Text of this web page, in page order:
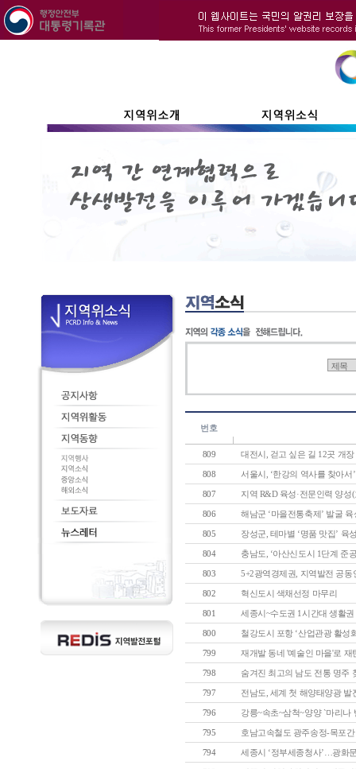
번호
809 대전시, 걷고 싶은 길 12곳 개장
808 서울시, ‘한강의 역사를 찾아서
807 지역 R&D 육성·전문인력 양성
806 해남군 ‘마을전통축제’ 발굴 육
805 장성군, 테마별 ‘명품 맛집’ 육
804 충남도, ‘아산신도시 1단계 준
803 5+2광역경제권, 지역발전 공동
802 혁신도시 색채선정 마무리
801 세종시~수도권 1시간대 생활권
800 철강도시 포항 ‘산업관광 활성
799 재개발 동네 '예술인 마을'로 재
798 숨겨진 최고의 남도 전통 명주
797 전남도, 세계 첫 해양태양광 발
796 강릉~속초~삼척~양양 `마리나
795 호남고속철도 광주송정-목포
794 세종시 ‘정부세종청사’…광화